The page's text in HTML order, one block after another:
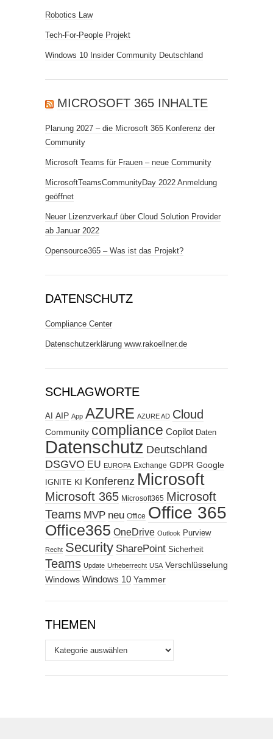
Robotics Law
Tech-For-People Projekt
Windows 10 Insider Community Deutschland
MICROSOFT 365 INHALTE
Planung 2027 – die Microsoft 365 Konferenz der
Community
Microsoft Teams für Frauen – neue Community
MicrosoftTeamsCommunityDay 2022 Anmeldung
geöffnet
Neuer Lizenzverkauf über Cloud Solution Provider
ab Januar 2022
Opensource365 – Was ist das Projekt?
DATENSCHUTZ
Compliance Center
Datenschutzerklärung www.rakoellner.de
SCHLAGWORTE
AI AIP App AZURE AZURE AD Cloud
Community compliance Copilot Daten
Datenschutz Deutschland
DSGVO EU EUROPA Exchange GDPR Google
IGNITE KI Konferenz Microsoft
Microsoft 365 Microsoft365 Microsoft
Teams MVP neu Office Office 365
Office365 OneDrive Outlook Purview
Recht Security SharePoint Sicherheit
Teams Update Urheberrecht USA Verschlüsselung
Windows Windows 10 Yammer
THEMEN
Themen